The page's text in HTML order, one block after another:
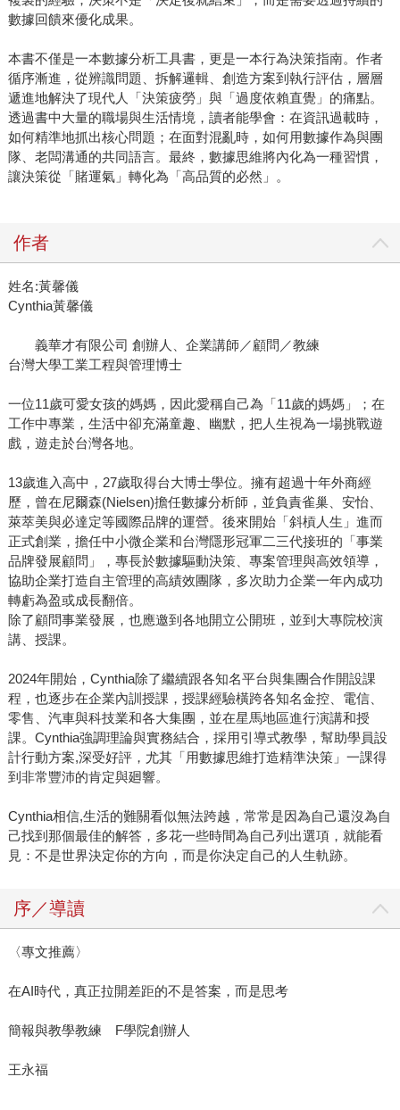
數據回饋來優化成果。
本書不僅是一本數據分析工具書，更是一本行為決策指南。作者
循序漸進，從辨識問題、拆解邏輯、創造方案到執行評估，層層
遞進地解決了現代人「決策疲勞」與「過度依賴直覺」的痛點。
透過書中大量的職場與生活情境，讀者能學會：在資訊過載時，
如何精準地抓出核心問題；在面對混亂時，如何用數據作為與團
隊、老闆溝通的共同語言。最終，數據思維將內化為一種習慣，
讓決策從「賭運氣」轉化為「高品質的必然」。
作者
姓名:黃馨儀
Cynthia黃馨儀
義華才有限公司 創辦人、企業講師／顧問／教練
台灣大學工業工程與管理博士
一位11歲可愛女孩的媽媽，因此愛稱自己為「11歲的媽媽」；在
工作中專業，生活中卻充滿童趣、幽默，把人生視為一場挑戰遊
戲，遊走於台灣各地。
13歲進入高中，27歲取得台大博士學位。擁有超過十年外商經
歷，曾在尼爾森(Nielsen)擔任數據分析師，並負責雀巢、安怡、
萊萃美與必達定等國際品牌的運營。後來開始「斜槓人生」進而
正式創業，擔任中小微企業和台灣隱形冠軍二三代接班的「事業
品牌發展顧問」，專長於數據驅動決策、專案管理與高效領導，
協助企業打造自主管理的高績效團隊，多次助力企業一年內成功
轉虧為盈或成長翻倍。
除了顧問事業發展，也應邀到各地開立公開班，並到大專院校演
講、授課。
2024年開始，Cynthia除了繼續跟各知名平台與集團合作開設課
程，也逐步在企業內訓授課，授課經驗橫跨各知名金控、電信、
零售、汽車與科技業和各大集團，並在星馬地區進行演講和授
課。Cynthia強調理論與實務結合，採用引導式教學，幫助學員設
計行動方案,深受好評，尤其「用數據思維打造精準決策」一課得
到非常豐沛的肯定與廻響。
Cynthia相信,生活的難關看似無法跨越，常常是因為自己還沒為自
己找到那個最佳的解答，多花一些時間為自己列出選項，就能看
見：不是世界決定你的方向，而是你決定自己的人生軌跡。
序／導讀
〈專文推薦〉
在AI時代，真正拉開差距的不是答案，而是思考
簡報與教學教練 F學院創辦人
王永福